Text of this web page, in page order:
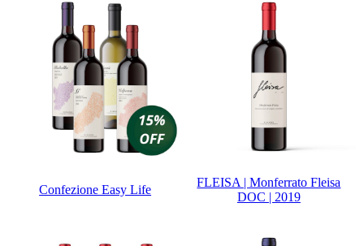
Confezione Easy Life
FLEISA | Monferrato Fleisa
DOC | 2019